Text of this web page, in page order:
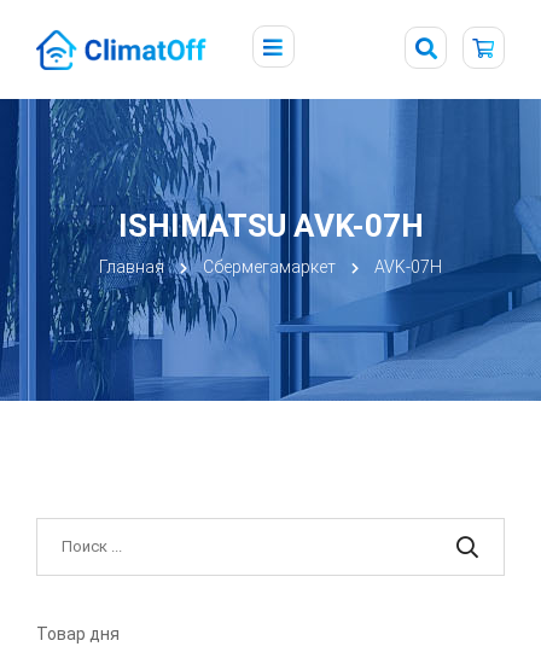
ISHIMATSU AVK-07H
Главная Сбермегамаркет AVK-07H
Товар дня